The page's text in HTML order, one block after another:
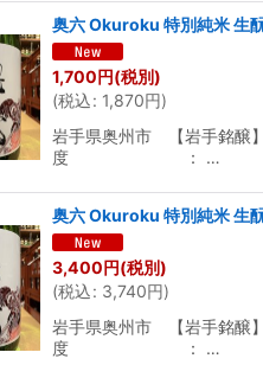
奥六 Okuroku 特別純米
1,700円(税別)
(税込: 1,870円)
岩手県奥州市 【岩手銘醸
度 ： …
奥六 Okuroku 特別純米 生
3,400円(税別)
(税込: 3,740円)
岩手県奥州市 【岩手銘醸
度 ： …